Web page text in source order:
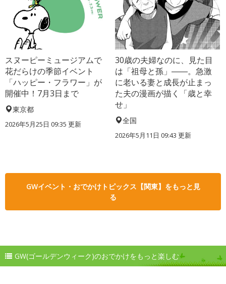
スヌーピーミュージアムで
花だらけの季節イベント
「ハッピー・フラワー」が
開催中！7月3日まで
東京都
2026年5月25日 09:35 更新
30歳の夫婦なのに、見た目
は「祖母と孫」――。急激
に老いる妻と成長が止まっ
た夫の漫画が描く「歳と幸
せ」
全国
2026年5月11日 09:43 更新
GWイベント・おでかけトピックス【関東】をもっと見
る
GW(ゴールデンウィーク)のおでかけをもっと楽しむ